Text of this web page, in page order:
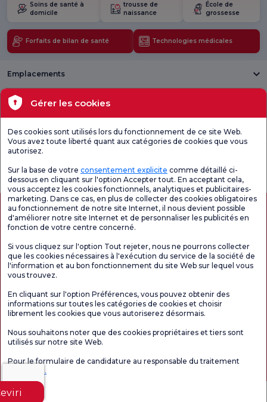
Soins de santé à
domicile
trousse de
naissance
École de
grossesse
Forfaits de bilan de santé Technologies médicales
Emplacements
Santé actuelle
Unités médicales
générale de
satisfaction
questionnaire de
satisfaction.
satisfaction sur
les promotions
Le contenu de cette page est fourni à titre informatif uniquement. N'hésitez pas à
consulter votre médecin pour obtenir un diagnostic et un traitement.
06.08.2026
Gérer les cookies
Des cookies sont utilisés lors du fonctionnement de ce site Web.
Vous avez toute liberté quant aux catégories de cookies que vous
autorisez.
Sur la base de votre consentement explicite comme détaillé ci-
dessous en cliquant sur l'option Accepter tout. En acceptant cela,
vous acceptez les cookies fonctionnels, analytiques et publicitaires-
marketing. Dans ce cas, en plus de collecter des cookies obligatoires
au fonctionnement de notre site Internet, il nous devient possible
d'améliorer notre site Internet et de personnaliser les publicités en
fonction de votre centre concerné.
Si vous cliquez sur l'option Tout rejeter, nous ne pourrons collecter
que les cookies nécessaires à l'exécution du service de la société de
l'information et au bon fonctionnement du site Web sur lequel vous
vous trouvez.
En cliquant sur l'option Préférences, vous pouvez obtenir des
informations sur toutes les catégories de cookies et choisir
librement les cookies que vous autoriserez désormais.
Nous souhaitons noter que des cookies propriétaires et tiers sont
utilisés sur notre site Web.
Pour le formulaire de candidature au responsable du traitement
Cliquez ici.